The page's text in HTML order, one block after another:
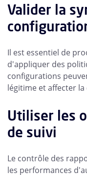
Valider la
Il est essentiel de
d'appliquer des
configurations
légitime et affecter
Utiliser les
de suivi
Le contrôle des
les performances